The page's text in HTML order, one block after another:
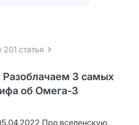
201 статья
Разоблачаем 3 самых
об Омега-3
Про вселенскую